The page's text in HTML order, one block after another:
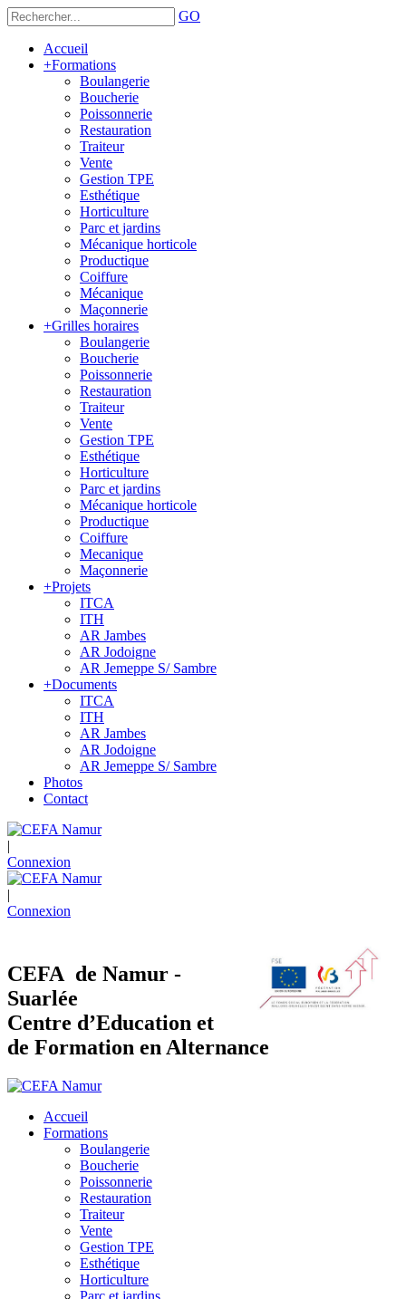
GO
Accueil
+Formations
Boulangerie
Boucherie
Poissonnerie
Restauration
Traiteur
Vente
Gestion TPE
Esthétique
Horticulture
Parc et jardins
Mécanique horticole
Productique
Coiffure
Mécanique
Maçonnerie
+Grilles horaires
Boulangerie
Boucherie
Poissonnerie
Restauration
Traiteur
Vente
Gestion TPE
Esthétique
Horticulture
Parc et jardins
Mécanique horticole
Productique
Coiffure
Mecanique
Maçonnerie
+Projets
ITCA
ITH
AR Jambes
AR Jodoigne
AR Jemeppe S/ Sambre
+Documents
ITCA
ITH
AR Jambes
AR Jodoigne
AR Jemeppe S/ Sambre
Photos
Contact
|
Connexion
|
Connexion
CEFA de Namur -
Suarlée
Centre d’Education et
de Formation en Alternance
Accueil
Formations
Boulangerie
Boucherie
Poissonnerie
Restauration
Traiteur
Vente
Gestion TPE
Esthétique
Horticulture
Parc et jardins